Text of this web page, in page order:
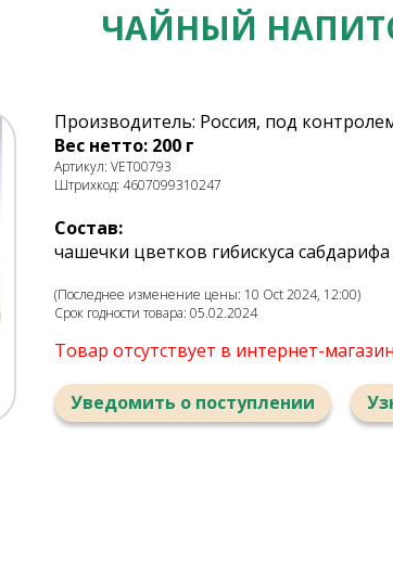
ЧАЙНЫЙ
Производитель: Россия, под
Вес нетто: 200 г
Артикул: VET00793
Штрихкод: 4607099310247
Состав:
чашечки цветков гибискуса сабдарифа
(Последнее изменение цены: 10 Oct 2024, 12:00)
Срок годности товара: 05.02.2024
Товар отсутствует в интернет-
Уведомить о поступлении